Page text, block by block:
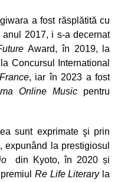
a fost răsplătită cu
2017, i s-a decernat
Award, în 2019, la
Concursul International
, iar în 2023 a fost
Online Music pentru
sunt exprimate şi prin
expunând la prestigiosul
din Kyoto, în 2020 și
Re Life Literaryla